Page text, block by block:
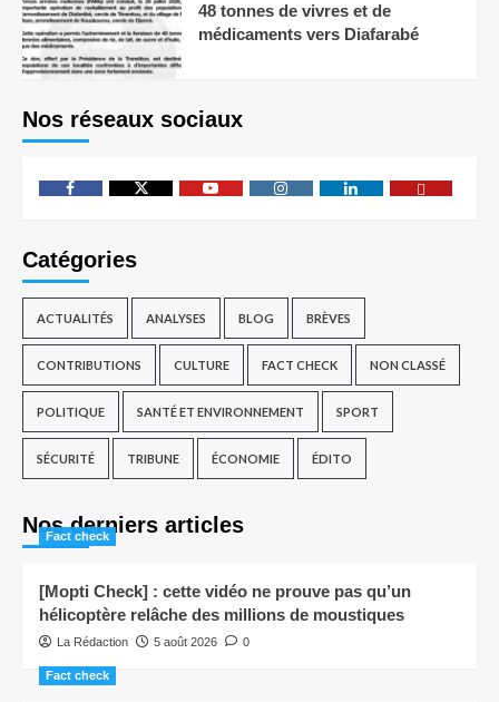
48 tonnes de vivres et de
médicaments vers Diafarabé
Nos réseaux sociaux
Catégories
ACTUALITÉS ANALYSES BLOG BRÈVES
CONTRIBUTIONS CULTURE FACT CHECK NON CLASSÉ
POLITIQUE SANTÉ ET ENVIRONNEMENT SPORT
SÉCURITÉ TRIBUNE ÉCONOMIE ÉDITO
Nos derniers articles
Fact check
[Mopti Check] : cette vidéo ne prouve pas qu’un
hélicoptère relâche des millions de moustiques
La Rédaction 5 août 2026 0
Fact check